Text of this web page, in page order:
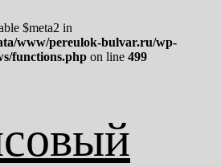
$meta2 in
www/pereulok-bulvar.ru/wp-
functions.php on line 499